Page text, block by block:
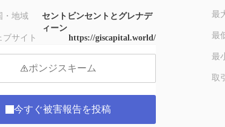
・地域
セントビンセントとグレナデ
ィーン
サイト
https://giscapital.world/
ポンジスキーム
今すぐ被害報告を投稿
最
最
最
取